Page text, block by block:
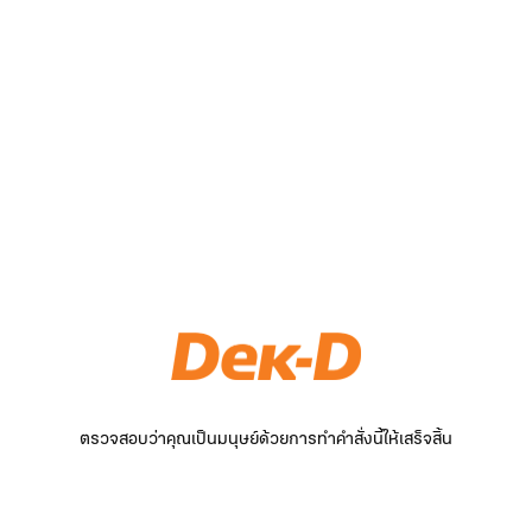
ตรวจสอบว่าคุณเป็นมนุษย์ด้วยการทำคำสั่งนี้ให้เสร็จสิ้น